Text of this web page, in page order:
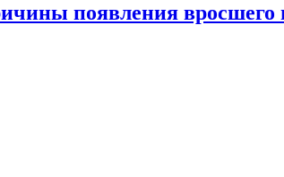
появления вросшего